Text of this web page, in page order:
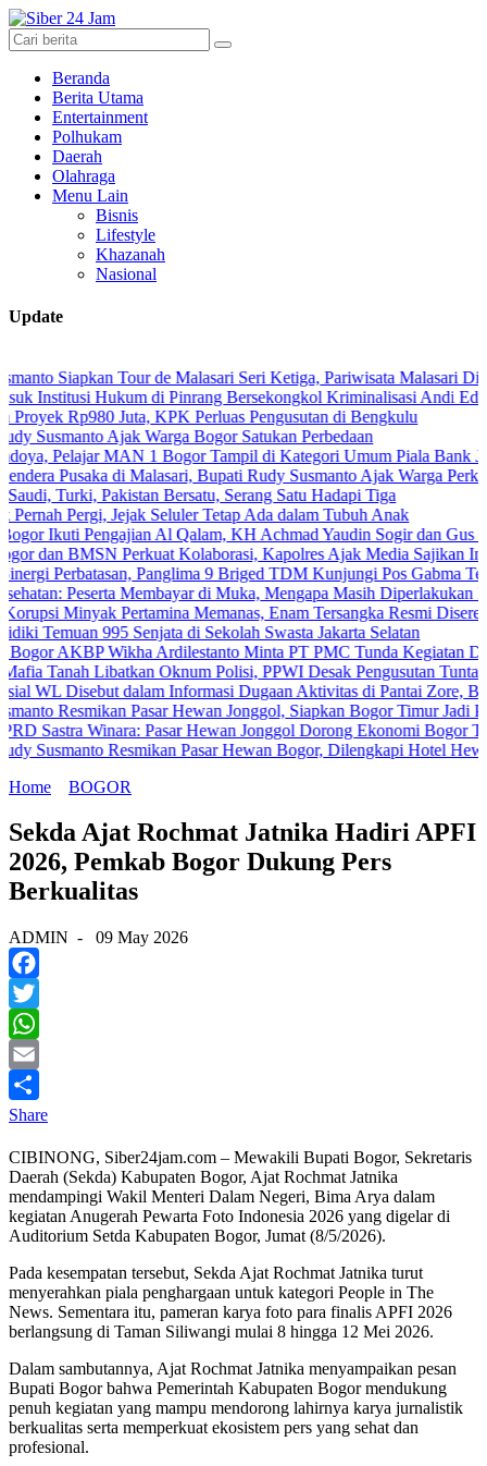
Beranda
Berita Utama
Entertainment
Polhukam
Daerah
Olahraga
Menu Lain
Bisnis
Lifestyle
Khazanah
Nasional
Update
Tour de Malasari Seri Ketiga, Pariwisata Malasari Digenjot
Hukum di Pinrang Bersekongkol Kriminalisasi Andi Edi Sandy
Rp980 Juta, KPK Perluas Pengusutan di Bengkulu
Ajak Warga Bogor Satukan Perbedaan
MAN 1 Bogor Tampil di Kategori Umum Piala Bank Jakarta
Pusaka di Malasari, Bupati Rudy Susmanto Ajak Warga Perkuat
Pakistan Bersatu, Serang Satu Hadapi Tiga
Pergi, Jejak Seluler Tetap Ada dalam Tubuh Anak
Pengajian Al Qalam, KH Achmad Yaudin Sogir dan Gus Sholeh
BMSN Perkuat Kolaborasi, Kapolres Ajak Media Sajikan Informasi
Panglima 9 Briged TDM Kunjungi Pos Gabma Temajuk
Peserta Membayar di Muka, Mengapa Masih Diperlakukan
Minyak Pertamina Memanas, Enam Tersangka Resmi Diseret ke
995 Senjata di Sekolah Swasta Jakarta Selatan
Wikha Ardilestanto Minta PT PMC Tunda Kegiatan Demi
Libatkan Oknum Polisi, PPWI Desak Pengusutan Tuntas
Disebut dalam Informasi Dugaan Aktivitas di Pantai Zore, Bea
Pasar Hewan Jonggol, Siapkan Bogor Timur Jadi Pusat
Winara: Pasar Hewan Jonggol Dorong Ekonomi Bogor Timur
Resmikan Pasar Hewan Bogor, Dilengkapi Hotel Hewan dan
Home
BOGOR
Sekda Ajat Rochmat Jatnika Hadiri APFI
2026, Pemkab Bogor Dukung Pers
Berkualitas
ADMIN - 09 May 2026
Facebook
Twitter
WhatsApp
Email
Share
CIBINONG, Siber24jam.com – Mewakili Bupati Bogor, Sekretaris
Daerah (Sekda) Kabupaten Bogor, Ajat Rochmat Jatnika
mendampingi Wakil Menteri Dalam Negeri, Bima Arya dalam
kegiatan Anugerah Pewarta Foto Indonesia 2026 yang digelar di
Auditorium Setda Kabupaten Bogor, Jumat (8/5/2026).
Pada kesempatan tersebut, Sekda Ajat Rochmat Jatnika turut
menyerahkan piala penghargaan untuk kategori People in The
News. Sementara itu, pameran karya foto para finalis APFI 2026
berlangsung di Taman Siliwangi mulai 8 hingga 12 Mei 2026.
Dalam sambutannya, Ajat Rochmat Jatnika menyampaikan pesan
Bupati Bogor bahwa Pemerintah Kabupaten Bogor mendukung
penuh kegiatan yang mampu mendorong lahirnya karya jurnalistik
berkualitas serta memperkuat ekosistem pers yang sehat dan
profesional.